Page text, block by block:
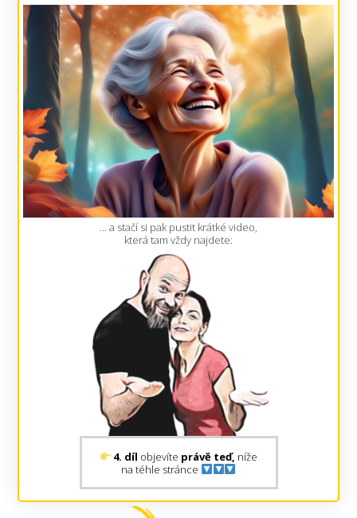
... a stačí si pak pustit krátké video,
která tam vždy najdete:
4. díl objevíte právě teď, níže
na téhle stránce